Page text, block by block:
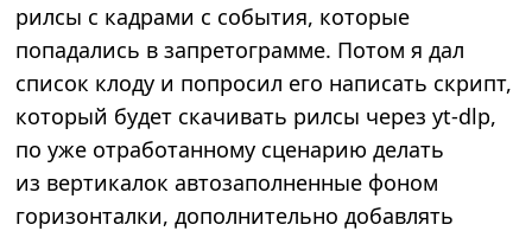
рилсы с кадрами с события, которые
попадались в запретограмме. Потом я дал
список клоду и попросил его написать скрипт,
который будет скачивать рилсы через yt-dlp,
по уже отработанному сценарию делать
из вертикалок автозаполненные фоном
горизонталки, дополнительно добавлять